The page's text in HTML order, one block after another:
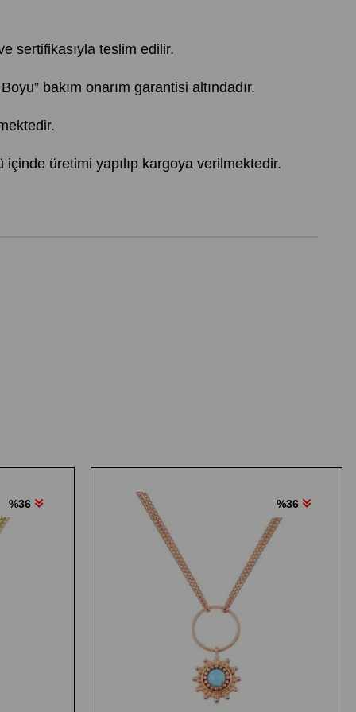
sertifikasıyla teslim edilir.
bakım onarım garantisi altındadır.
üretimi yapılıp kargoya verilmektedir.
%36 %36